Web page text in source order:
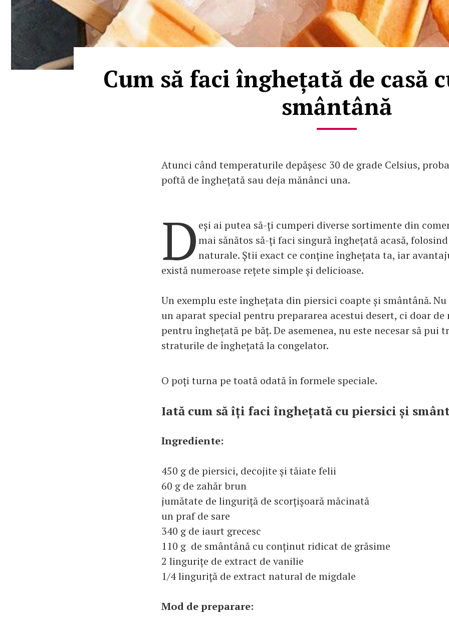
Cum să faci înghețată de casă
smântână
Atunci când temperaturile depășesc 30 de grade Celsius,
poftă de înghețată sau deja mănânci una.
D eși ai putea să-ți cumperi diverse sortimente din
mai sănătos să-ți faci singură înghețată acasă,
naturale. Știi exact ce conține înghețata ta, iar
există numeroase rețete simple și delicioase.
Un exemplu este înghețata din piersici coapte și smântână. Nu
un aparat special pentru prepararea acestui desert, ci doar de
pentru înghețată pe băț. De asemenea, nu este necesar să pui
straturile de înghețată la congelator.
O poți turna pe toată odată în formele speciale.
Iată cum să îți faci înghețată cu piersici și
Ingrediente:
450 g de piersici, decojite și tăiate felii
60 g de zahăr brun
jumătate de linguriță de scorțișoară măcinată
un praf de sare
340 g de iaurt grecesc
110 g de smântână cu conținut ridicat de grăsime
2 lingurițe de extract de vanilie
1/4 linguriță de extract natural de migdale
Mod de preparare: